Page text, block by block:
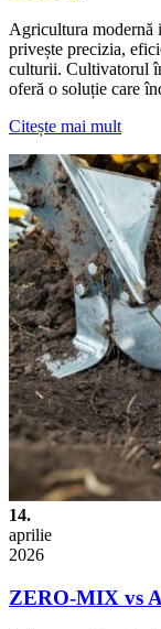
Agricultura modernă
privește precizia,
culturii. Cultivatorul
oferă o soluție care
Citește mai mult
14.
aprilie
2026
ZERO-MIX vs